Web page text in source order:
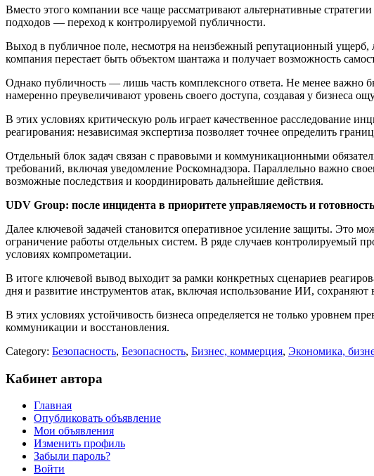
Вместо этого компании все чаще рассматривают альтернативные
подходов — переход к контролируемой публичности.
Выход в публичное поле, несмотря на неизбежный репутационный
компания перестает быть объектом шантажа и получает возможность
Однако публичность — лишь часть комплексного ответа. Не менее важно
намеренно преувеличивают уровень своего доступа, создавая у бизнеса
В этих условиях критическую роль играет качественное расследование
реагирования: независимая экспертиза позволяет точнее определить
Отдельный блок задач связан с правовыми и коммуникационными
требований, включая уведомление Роскомнадзора. Параллельно важно
возможные последствия и координировать дальнейшие действия.
UDV Group: после инцидента в приоритете управляемость и
Далее ключевой задачей становится оперативное усиление защиты. Это
ограничение работы отдельных систем. В ряде случаев контролируемый
условиях компрометации.
В итоге ключевой вывод выходит за рамки конкретных сценариев
дня и развитие инструментов атак, включая использование ИИ,
В этих условиях устойчивость бизнеса определяется не только уровнем
коммуникации и восстановления.
Category: Безопасность, Безопасность, Бизнес, коммерция, Экономика,
Кабинет автора
Главная
Опубликовать объявление
Мои объявления
Изменить профиль
Забыли пароль?
Войти